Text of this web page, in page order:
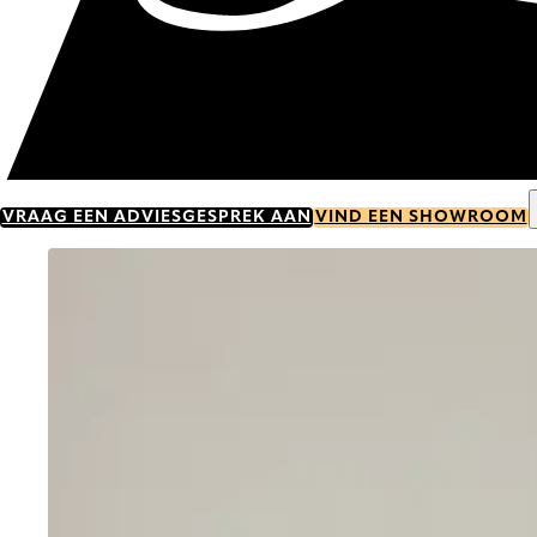
VRAAG EEN ADVIESGESPREK AAN VIND EEN SHOWROOM
Go to item 0